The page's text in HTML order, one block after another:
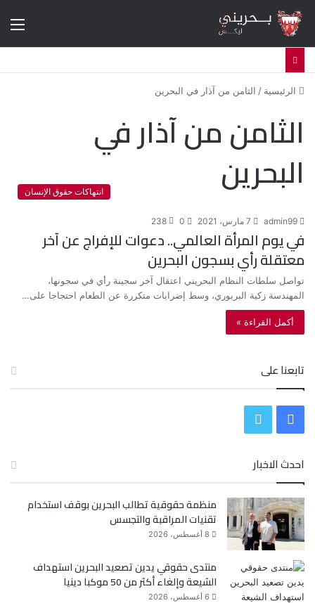
الرئيسية / الثامن من آذار في البحرين
الثامن من آذار في
البحرين انتهاكات حقوق الإنسان
admin99 7 مارس، 2021 0
238
في يوم المرأة العالمي.. دعوات للإفراج عن آخر
معتقلة رأي بسجون البحرين
تواصل سلطات النظام البحريني اعتقال آخر سجينة رأي في سجونها،
المهندسة زكية البربوري، وسط إضرابات متكررة عن الطعام احتجاجا على…
أكمل القراءة »
تابعنا على
ب
و
ي
ت
ر
احدث الاخبار
منظمة حقوقية تطالب البحرين بوقف استخدام
تقنيات المراقبة والتجسس
8 أغسطس، 2026
منتدى حقوقي يدين تصعيد البحرين استهداف
الشيعة وإلغاء أكثر من 50 موكبا دينيا
6 أغسطس، 2026